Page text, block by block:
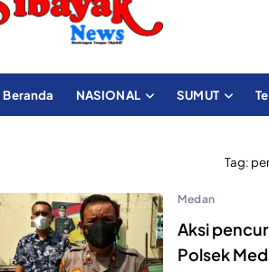
Beranda NASIONAL SUMUT
Tag:
Medan
Aksi
Polsek